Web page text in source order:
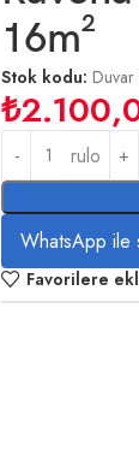
16m²
Stok kodu: Duvar
₺
rulo
WhatsApp ile
Favorilere